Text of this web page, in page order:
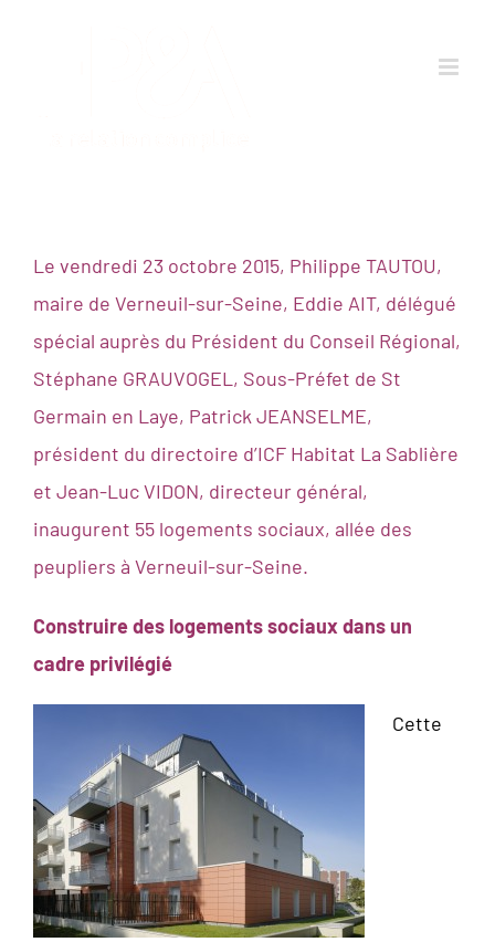
Le vendredi 23 octobre 2015, Philippe TAUTOU,
maire de Verneuil-sur-Seine, Eddie AIT, délégué
spécial auprès du Président du Conseil Régional,
Stéphane GRAUVOGEL, Sous-Préfet de St
Germain en Laye, Patrick JEANSELME,
président du directoire d’ICF Habitat La Sablière
et Jean-Luc VIDON, directeur général,
inaugurent 55 logements sociaux, allée des
peupliers à Verneuil-sur-Seine.
Construire des logements sociaux dans un
cadre privilégié
Cette